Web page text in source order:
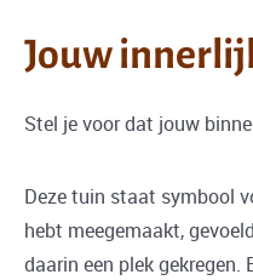
Jouw
Stel je voor dat jouw
Deze tuin staat symbool
hebt meegemaakt,
daarin een plek